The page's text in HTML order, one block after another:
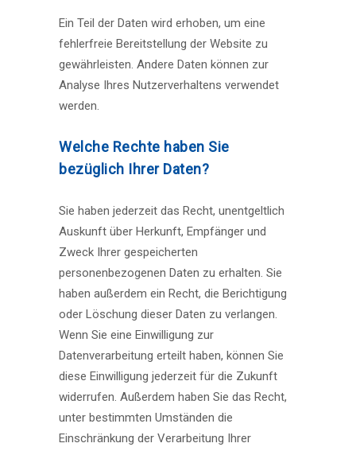
Ein Teil der Daten wird erhoben, um eine
fehlerfreie Bereitstellung der Website zu
gewährleisten. Andere Daten können zur
Analyse Ihres Nutzerverhaltens verwendet
werden.
Welche Rechte haben Sie
bezüglich Ihrer Daten?
Sie haben jederzeit das Recht, unentgeltlich
Auskunft über Herkunft, Empfänger und
Zweck Ihrer gespeicherten
personenbezogenen Daten zu erhalten. Sie
haben außerdem ein Recht, die Berichtigung
oder Löschung dieser Daten zu verlangen.
Wenn Sie eine Einwilligung zur
Datenverarbeitung erteilt haben, können Sie
diese Einwilligung jederzeit für die Zukunft
widerrufen. Außerdem haben Sie das Recht,
unter bestimmten Umständen die
Einschränkung der Verarbeitung Ihrer